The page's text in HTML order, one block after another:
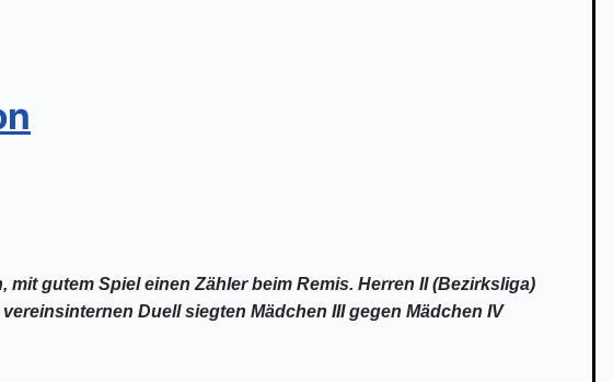
gutem Spiel einen Zähler beim Remis. Herren II (Bezirksliga)
Duell siegten Mädchen III gegen Mädchen IV